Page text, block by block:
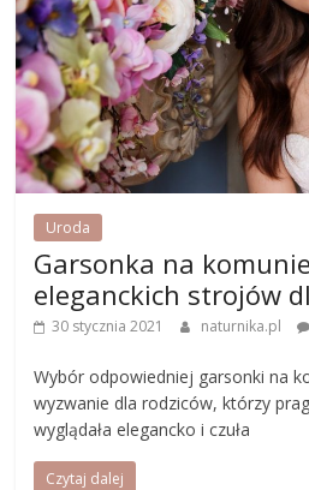
Uroda
Garsonka na
eleganckich strojów
30 stycznia 2021 naturnika.pl
Wybór odpowiedniej garsonki na
wyzwanie dla rodziców, którzy
wyglądała elegancko i czuła
Czytaj dalej